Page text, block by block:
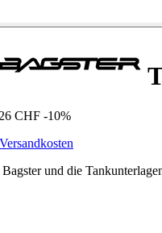
CHF -10%
Versandkosten
und die